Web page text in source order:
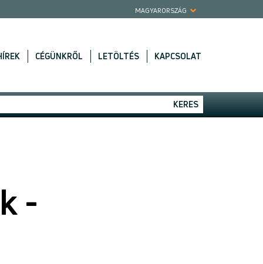
MAGYARORSZÁG
CÉGÜNKRŐL LETÖLTÉS KAPCSOLAT
KERES
-